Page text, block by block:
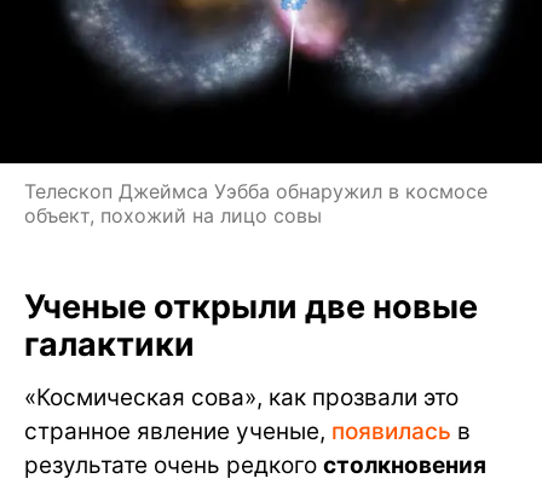
Телескоп Джеймса Уэбба обнаружил в космосе
объект, похожий на лицо совы
Ученые открыли две новые
галактики
«Космическая сова», как прозвали это
странное явление ученые, появилась в
результате очень редкого столкновения